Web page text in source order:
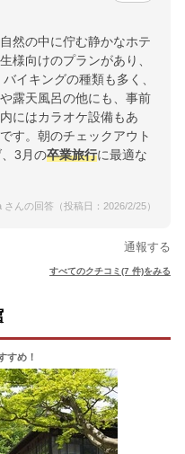
然の中に佇む静かなホテ
様向けのプランがあり、
イキングの種類も多く、
露天風呂の他にも、事前
にはカラオケ設備もあ
す。朝のチェックアウト
3月の卒業旅行に最適な
さんの回答（投稿日：2026/2/25）
通報する
すべてのクチコミ(7 件)をみる
すめ！